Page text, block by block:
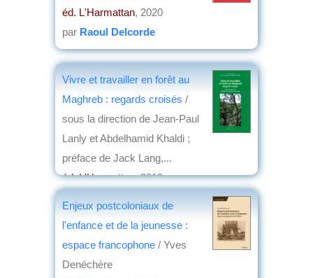
éd. L'Harmattan, 2020
par Raoul Delcorde
Vivre et travailler en forêt au
Maghreb : regards croisés /
sous la direction de Jean-Paul
Lanly et Abdelhamid Khaldi ;
préface de Jack Lang,...
éd. L'Harmattan, 2019
Enjeux postcoloniaux de
l'enfance et de la jeunesse :
espace francophone / Yves
Denéchère